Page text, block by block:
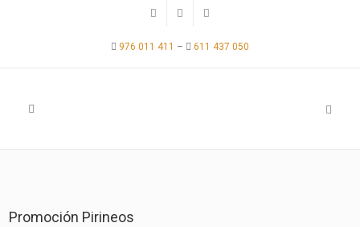
976 011 411 – 611 437 050
Promoción Pirineos